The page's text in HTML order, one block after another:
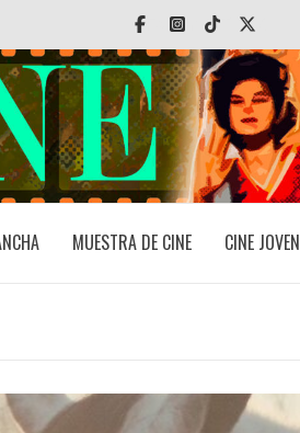
FacebookInstagram
Tiktok
MUESTRA DE CINE CINE JOVEN